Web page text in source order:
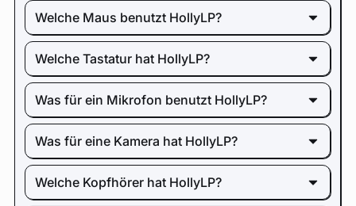
Welche Maus benutzt HollyLP?
Welche Tastatur hat HollyLP?
Was für ein Mikrofon benutzt HollyLP?
Was für eine Kamera hat HollyLP?
Welche Kopfhörer hat HollyLP?